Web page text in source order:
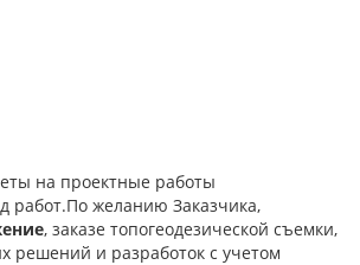
на проектные работы
работ.По желанию Заказчика,
, заказе топогеодезической съемки,
решений и разработок с учетом